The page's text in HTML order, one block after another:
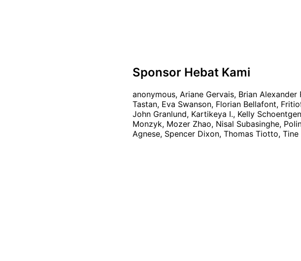
Sponsor Hebat Kami
anonymous, Ariane Gervais, Brian
Tastan, Eva Swanson, Florian Bellafont,
John Granlund, Kartikeya I., Kelly
Monzyk, Mozer Zhao, Nisal Subasinghe,
Agnese, Spencer Dixon, Thomas Tiotto,